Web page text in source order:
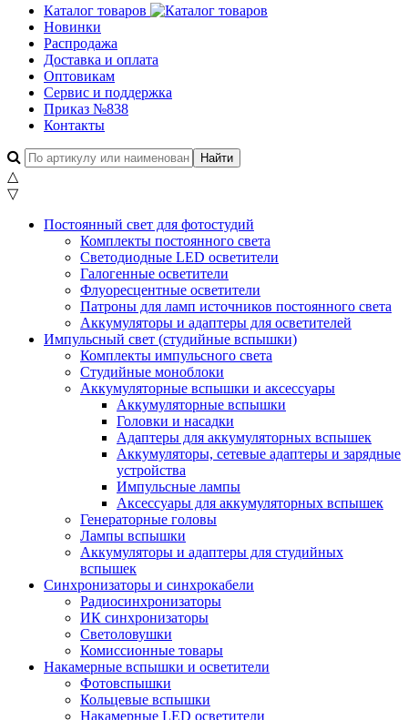
Каталог товаров
Новинки
Распродажа
Доставка и оплата
Оптовикам
Сервис и поддержка
Приказ №838
Контакты
△
▽
Постоянный свет для фотостудий
Комплекты постоянного света
Светодиодные LED осветители
Галогенные осветители
Флуоресцентные осветители
Патроны для ламп источников постоянного света
Аккумуляторы и адаптеры для осветителей
Импульсный свет (студийные вспышки)
Комплекты импульсного света
Студийные моноблоки
Аккумуляторные вспышки и аксессуары
Аккумуляторные вспышки
Головки и насадки
Адаптеры для аккумуляторных вспышек
Аккумуляторы, сетевые адаптеры и зарядные
устройства
Импульсные лампы
Аксессуары для аккумуляторных вспышек
Генераторные головы
Лампы вспышки
Аккумуляторы и адаптеры для студийных
вспышек
Синхронизаторы и синхрокабели
Радиосинхронизаторы
ИК синхронизаторы
Светоловушки
Комиссионные товары
Накамерные вспышки и осветители
Фотовспышки
Кольцевые вспышки
Накамерные LED осветители